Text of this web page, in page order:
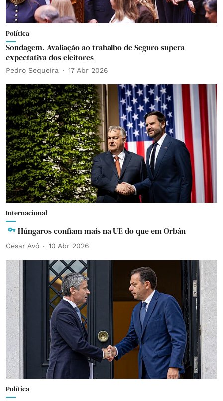
Política
Sondagem. Avaliação ao trabalho de Seguro supera
expectativa dos eleitores
Pedro Sequeira 17 Abr 2026
Internacional
Húngaros confiam mais na UE do que em Orbán
César Avó 10 Abr 2026
Política